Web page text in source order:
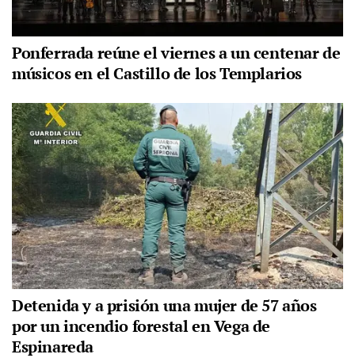
Ponferrada reúne el viernes a un centenar de
músicos en el Castillo de los Templarios
Detenida y a prisión una mujer de 57 años
por un incendio forestal en Vega de
Espinareda